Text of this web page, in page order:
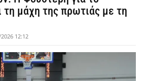
τη μάχη της πρωτιάς με τη
12:12